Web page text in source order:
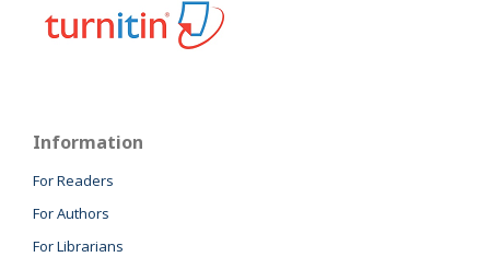
Information
For Readers
For Authors
For Librarians